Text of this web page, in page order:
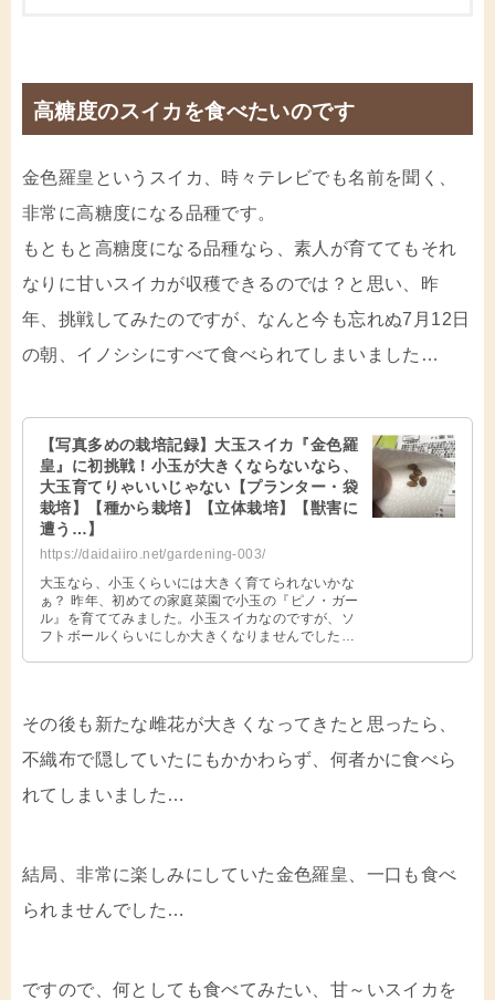
高糖度のスイカを食べたいのです
金色羅皇というスイカ、時々テレビでも名前を聞く、
非常に高糖度になる品種です。
もともと高糖度になる品種なら、素人が育ててもそれ
なりに甘いスイカが収穫できるのでは？と思い、昨
年、挑戦してみたのですが、なんと今も忘れぬ7月12日
の朝、イノシシにすべて食べられてしまいました…
【写真多めの栽培記録】大玉スイカ『金色羅
皇』に初挑戦！小玉が大きくならないなら、
大玉育てりゃいいじゃない【プランター・袋
栽培】【種から栽培】【立体栽培】【獣害に
遭う…】
https://daidaiiro.net/gardening-003/
大玉なら、小玉くらいには大きく育てられないかな
ぁ？ 昨年、初めての家庭菜園で小玉の『ピノ・ガー
ル』を育ててみました。小玉スイカなのですが、ソ
フトボールくらいにしか大きくなりませんでした…
その後も新たな雌花が大きくなってきたと思ったら、
不織布で隠していたにもかかわらず、何者かに食べら
れてしまいました…
結局、非常に楽しみにしていた金色羅皇、一口も食べ
られませんでした…
ですので、何としても食べてみたい、甘～いスイカを